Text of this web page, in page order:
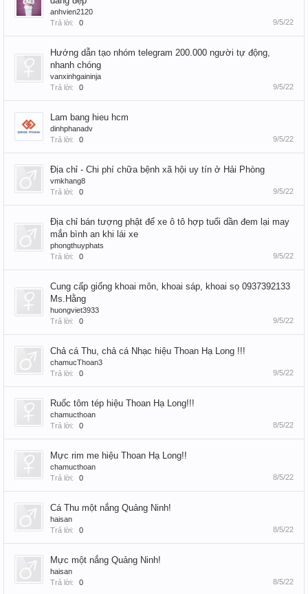
anhvien2120
Trả lời:
0 9/5/22
Hướng dẫn tạo nhóm telegram 200.000 người tự động,
nhanh chóng
vanxinhgaininja
Trả lời:
0 9/5/22
Lam bang hieu hcm
dinhphanadv
Trả lời:
0 9/5/22
Địa chỉ - Chi phí chữa bệnh xã hội uy tín ở Hải Phòng
vmkhang8
Trả lời:
0 9/5/22
Địa chỉ bán tượng phật để xe ô tô hợp tuổi dần đem lại may
mắn bình an khi lái xe
phongthuyphats
Trả lời:
0 9/5/22
Cung cấp giống khoai môn, khoai sáp, khoai sọ 0937392133
Ms.Hằng
huongviet3933
Trả lời:
0 9/5/22
Chả cá Thu, chả cá Nhạc hiệu Thoan Hạ Long !!!
chamucThoan3
Trả lời:
0 9/5/22
Ruốc tôm tép hiệu Thoan Hạ Long!!!
chamucthoan
Trả lời:
0 8/5/22
Mực rim me hiệu Thoan Hạ Long!!
chamucthoan
Trả lời:
0 8/5/22
Cá Thu một nắng Quảng Ninh!
haisan
Trả lời:
0 8/5/22
Mực một nắng Quảng Ninh!
haisan
Trả lời:
0 8/5/22